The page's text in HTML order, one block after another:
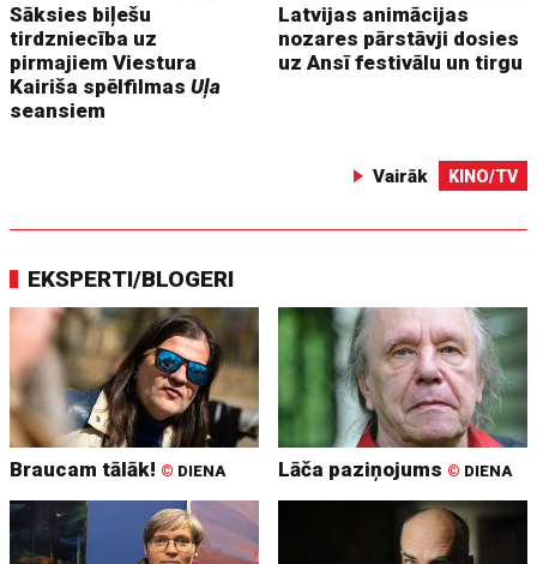
Sāksies biļešu
tirdzniecība uz
pirmajiem Viestura
Kairiša spēlfilmasUļa
seansiem
Latvijas animācijas
nozares pārstāvji dosies
uz Ansī festivālu un tirgu
Vairāk KINO/TV
EKSPERTI/BLOGERI
Braucam tālāk! © DIENA Lāča paziņojums © DIENA